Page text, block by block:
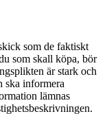
som de faktiskt
som skall köpa, bör
är stark och
ska informera
lämnas